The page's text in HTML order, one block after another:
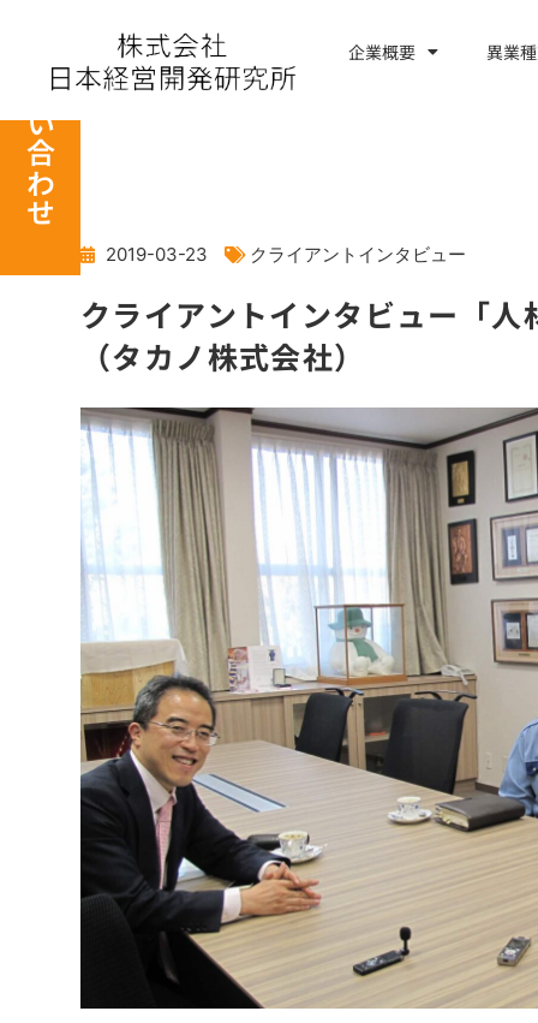
キ
企業概要 異業
お問い合わせ
2019-03-23 クライアントインタビュー
クライアントインタビュー「
（タカノ株式会社）